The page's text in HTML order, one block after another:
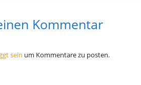
Kommentar
sein um Kommentare zu posten.